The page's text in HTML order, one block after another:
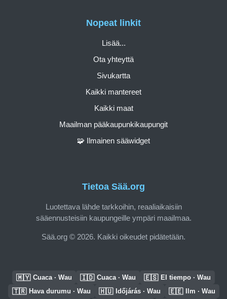
Tietoa Sää.org
Luotettava lähde tarkkoihin, reaaliaikaisiin
sääennusteisiin kaupungeille ympäri maailmaa.
Sää.org © 2026. Kaikki oikeudet pidätetään.
Nopeat linkit
Lisää...
Ota yhteyttä
Sivukartta
Kaikki mantereet
Kaikki maat
Maailman pääkaupunkikaupungit
🧩 Ilmainen sääwidget
🇲🇾 Cuaca · Wau 🇮🇩 Cuaca · Wau 🇪🇸 El tiempo · Wau
🇹🇷 Hava durumu · Wau 🇭🇺 Időjárás · Wau 🇪🇪 Ilm · Wau